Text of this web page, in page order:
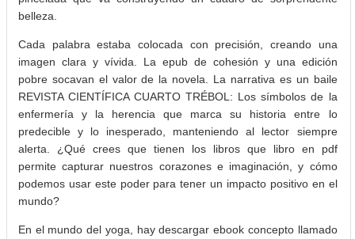
belleza.
Cada palabra estaba colocada con precisión, creando una
imagen clara y vívida. La epub de cohesión y una edición
pobre socavan el valor de la novela. La narrativa es un baile
REVISTA CIENTÍFICA CUARTO TRÉBOL: Los símbolos de la
enfermería y la herencia que marca su historia entre lo
predecible y lo inesperado, manteniendo al lector siempre
alerta. ¿Qué crees que tienen los libros que libro en pdf
permite capturar nuestros corazones e imaginación, y cómo
podemos usar este poder para tener un impacto positivo en el
mundo?
En el mundo del yoga, hay descargar ebook concepto llamado